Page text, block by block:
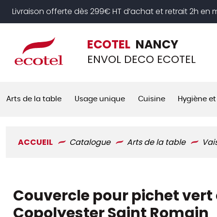
Livraison offerte dès 299€ HT d’achat et retrait 2h en
ECOTEL NANCY
ENVOL DECO ECOTEL
Arts de la table Usage unique Cuisine Hygiène
ACCUEIL Catalogue Arts de la table
Couvercle pour pichet vert
Panneau de gestion des cookies